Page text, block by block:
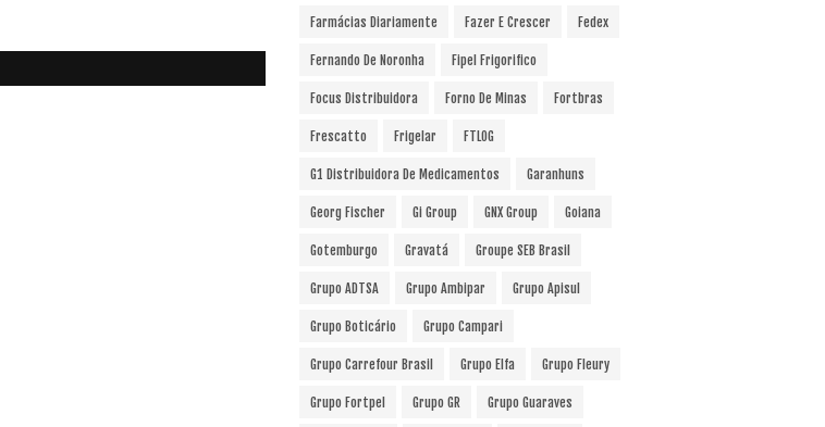
Farmácias Diariamente Fazer E Crescer Fedex
Fernando De Noronha Fipel Frigorifico
Focus Distribuidora Forno De Minas Fortbras
Frescatto Frigelar FTLOG
G1 Distribuidora De Medicamentos Garanhuns
Georg Fischer Gi Group GNX Group Goiana
Gotemburgo Gravatá Groupe SEB Brasil
Grupo ADTSA Grupo Ambipar Grupo Apisul
Grupo Boticário Grupo Campari
Grupo Carrefour Brasil Grupo Elfa Grupo Fleury
Grupo Fortpel Grupo GR Grupo Guaraves